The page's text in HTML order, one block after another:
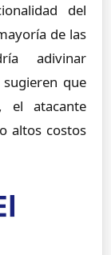
del
de las
adivinar
que
el atacante
altos costos